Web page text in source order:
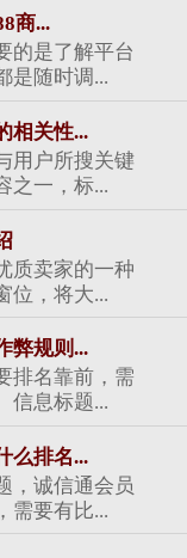
商...
的是了解平台
是随时调...
相关性...
用户所搜关键
之一，标...
质卖家的一种
位，将大...
弊规则...
排名靠前，需
信息标题...
么排名...
，诚信通会员
需要有比...